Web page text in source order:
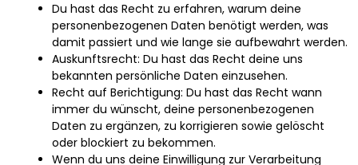
Du hast das Recht zu erfahren, warum deine
personenbezogenen Daten benötigt werden, was
damit passiert und wie lange sie aufbewahrt werden.
Auskunftsrecht: Du hast das Recht deine uns
bekannten persönliche Daten einzusehen.
Recht auf Berichtigung: Du hast das Recht wann
immer du wünscht, deine personenbezogenen
Daten zu ergänzen, zu korrigieren sowie gelöscht
oder blockiert zu bekommen.
Wenn du uns deine Einwilligung zur Verarbeitung